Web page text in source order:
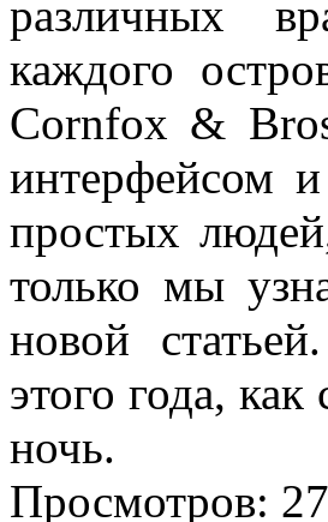
различных
каждого
Cornfox &
интерфейсом
простых
только мы
новой
этого года,
ночь.
Просмотров: